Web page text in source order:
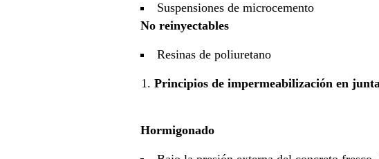
Suspensiones de microcemento
No reinyectables
Resinas de poliuretano
Principios de impermeabilización en
Hormigonado